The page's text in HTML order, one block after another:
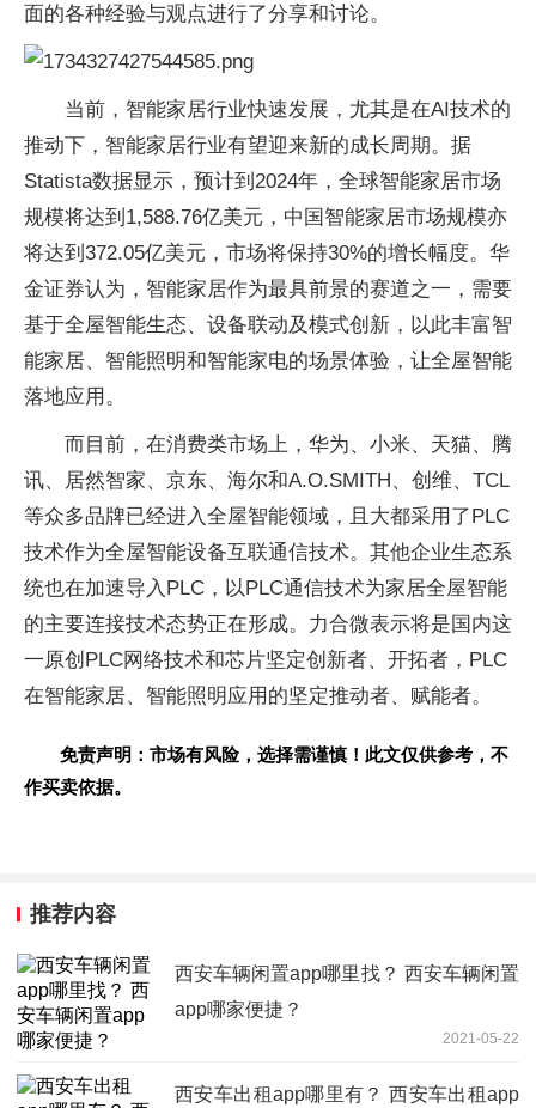
面的各种经验与观点进行了分享和讨论。
当前，智能家居行业快速发展，尤其是在AI技术的
推动下，智能家居行业有望迎来新的成长周期。据
Statista数据显示，预计到2024年，全球智能家居市场
规模将达到1,588.76亿美元，中国智能家居市场规模亦
将达到372.05亿美元，市场将保持30%的增长幅度。华
金证券认为，智能家居作为最具前景的赛道之一，需要
基于全屋智能生态、设备联动及模式创新，以此丰富智
能家居、智能照明和智能家电的场景体验，让全屋智能
落地应用。
而目前，在消费类市场上，华为、小米、天猫、腾
讯、居然智家、京东、海尔和A.O.SMITH、创维、TCL
等众多品牌已经进入全屋智能领域，且大都采用了PLC
技术作为全屋智能设备互联通信技术。其他企业生态系
统也在加速导入PLC，以PLC通信技术为家居全屋智能
的主要连接技术态势正在形成。力合微表示将是国内这
一原创PLC网络技术和芯片坚定创新者、开拓者，PLC
在智能家居、智能照明应用的坚定推动者、赋能者。
免责声明：市场有风险，选择需谨慎！此文仅供参考，不
作买卖依据。
推荐内容
西安车辆闲置app哪里找？ 西安车辆闲置
app哪家便捷？
2021-05-22
西安车出租app哪里有？ 西安车出租app